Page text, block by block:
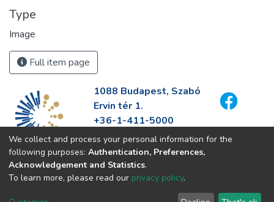
Type
Image
Full item page
1088 Budapest, Szabó
Ervin tér 1.
+36-1-411-5000
info@fszek.hu
https://fszek.hu
We collect and process your personal information for the
following purposes: Authentication, Preferences,
Acknowledgement and Statistics.
To learn more, please read our privacy policy.